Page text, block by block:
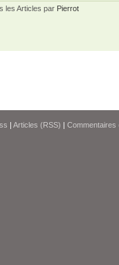
les Articles par Pierrot
| Articles (RSS) | Commentaires